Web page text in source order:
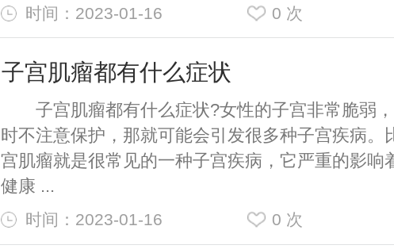
时间：2023-01-16 0 次
子宫肌瘤都有什么症状
子宫肌瘤都有什么症状?女性的子宫非常脆弱
时不注意保护，那就可能会引发很多种子宫疾病。
宫肌瘤就是很常见的一种子宫疾病，它严重的影响
健康 ...
时间：2023-01-16 0 次